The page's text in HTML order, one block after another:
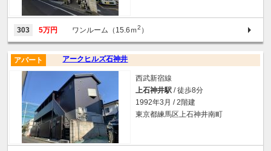
303 5万円 ワンルーム（15.6ｍ2 ）
アークヒルズ石神井
アパート
西武新宿線
上石神井駅 / 徒歩8分
1992年3月 / 2階建
東京都練馬区上石神井南町